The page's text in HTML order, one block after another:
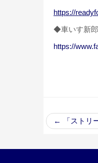
https://
◆車いす新郎
https://
← 「ストリ